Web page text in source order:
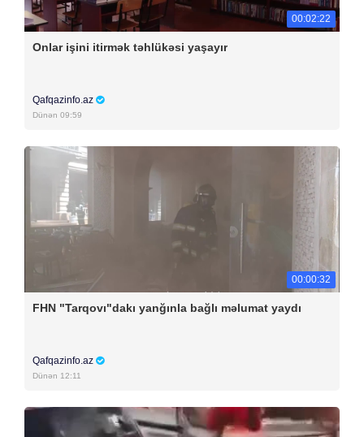
00:02:22
Onlar işini itirmək təhlükəsi yaşayır
Qafqazinfo.az
Dünən 09:59
00:00:32
FHN "Tarqovı"dakı yanğınla bağlı məlumat yaydı
Qafqazinfo.az
Dünən 12:11